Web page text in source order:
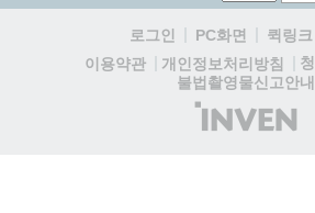
로그인 PC화면 퀵링크
이용약관
개인정보처리방침
불법촬영물신고안내
(주)
인